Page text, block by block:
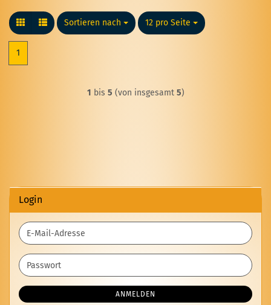
Sortieren nach
Sortieren nach 12 pro Seite
pro Seite
1
1 bis 5 (von insgesamt 5)
Login
E-
Mail-
Adresse
Passwort
ANMELDEN